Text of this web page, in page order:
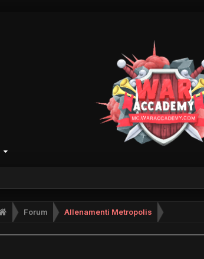
Forum Allenamenti Metropolis